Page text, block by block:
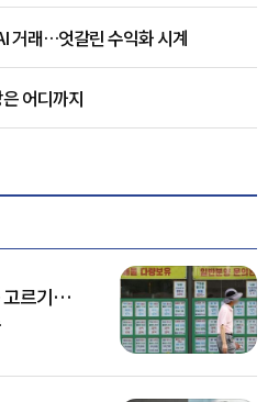
거래…엇갈린 수익화 시계
어디까지
고르기…